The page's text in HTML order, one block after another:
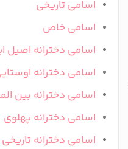
اسامی تاریخی
اسامی خاص
اسامی دخترانه اصیل
اسامی دخترانه
اسامی دخترانه بین
اسامی دخترانه پهلوی
اسامی دخترانه تاریخی